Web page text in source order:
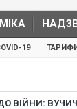
19
ВІЙНИ: